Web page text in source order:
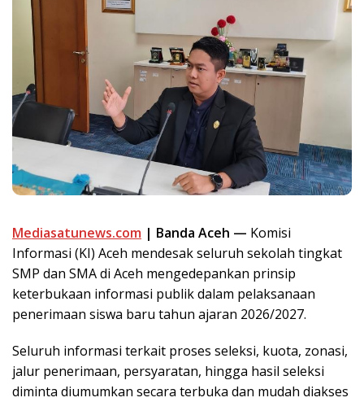
Mediasatunews.com | Banda Aceh — Komisi
Informasi (KI) Aceh mendesak seluruh sekolah tingkat
SMP dan SMA di Aceh mengedepankan prinsip
keterbukaan informasi publik dalam pelaksanaan
penerimaan siswa baru tahun ajaran 2026/2027.
Seluruh informasi terkait proses seleksi, kuota, zonasi,
jalur penerimaan, persyaratan, hingga hasil seleksi
diminta diumumkan secara terbuka dan mudah diakses